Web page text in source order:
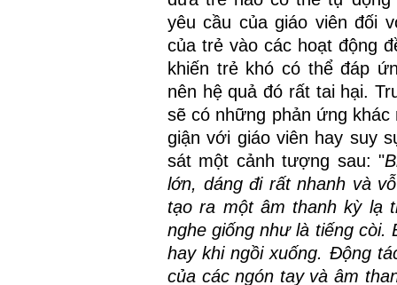
yêu cầu của giáo viên đối
của trẻ vào các hoạt động
khiến trẻ khó có thể đáp
nên hệ quả đó rất tai hại.
sẽ có những phản ứng
giận với giáo viên hay suy
sát một cảnh tượng sau: "
lớn, dáng đi rất nhanh và
tạo ra một âm thanh kỳ lạ
nghe giống như là tiếng còi.
hay khi ngồi xuống. Động
của các ngón tay và âm